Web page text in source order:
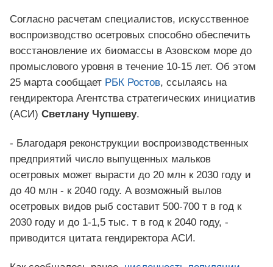
Согласно расчетам специалистов, искусственное
воспроизводство осетровых способно обеспечить
восстановление их биомассы в Азовском море до
промыслового уровня в течение 10-15 лет. Об этом
25 марта сообщает РБК Ростов, ссылаясь на
гендиректора Агентства стратегических инициатив
(АСИ) Светлану Чупшеву.
- Благодаря реконструкции воспроизводственных
предприятий число выпущенных мальков
осетровых может вырасти до 20 млн к 2030 году и
до 40 млн - к 2040 году. А возможный вылов
осетровых видов рыб составит 500-700 т в год к
2030 году и до 1-1,5 тыс. т в год к 2040 году, -
приводится цитата гендиректора АСИ.